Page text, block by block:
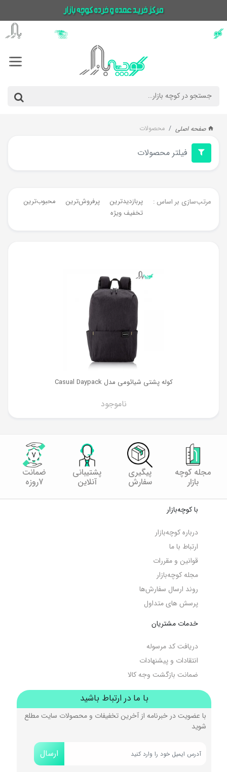
صفحه اصلی محصولات
فیلتر محصولات
مرتب‌سازی بر اساس : پربازدیدترین پرفروش‌ترین‌ محبوب‌ترین
تخفیف ویژه
کوله پشتی شیائومی مدل Casual Daypack
ناموجود
مجله کوچه
بازار
پیگیری
سفارش
پشتیبانی
آنلاین
ضمانت
7روزه
با کوچه‌بازار
درباره کوچه‌بازار
ارتباط با ما
قوانین و مقررات
مجله کوچه‌‌بازار
روند ارسال سفارش‌ها
پرسش های متداول
خدمات مشتریان
دریافت کد مرسوله
انتقادات و پیشنهادات
ضمانت بازگشت وجه کالا
با ما در ارتباط باشید
با عضویت در خبرنامه از آخرین تخفیفات و محصولات سایت مطلع
شوید
ارسال